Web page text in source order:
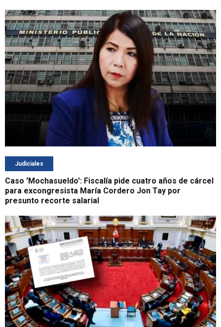
Judiciales
Caso 'Mochasueldo': Fiscalía pide cuatro años de cárcel
para excongresista María Cordero Jon Tay por
presunto recorte salarial